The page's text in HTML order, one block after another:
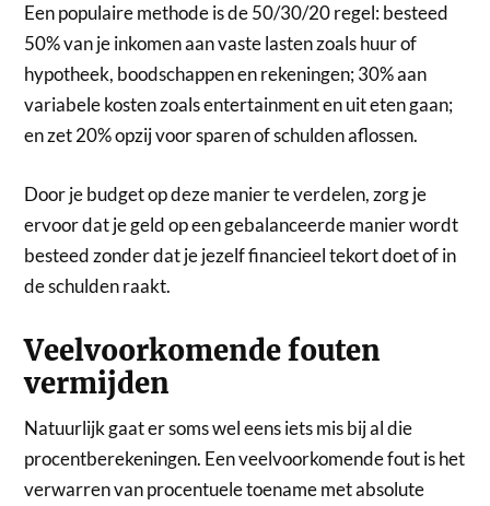
Een populaire methode is de 50/30/20 regel: besteed
50% van je inkomen aan vaste lasten zoals huur of
hypotheek, boodschappen en rekeningen; 30% aan
variabele kosten zoals entertainment en uit eten gaan;
en zet 20% opzij voor sparen of schulden aflossen.
Door je budget op deze manier te verdelen, zorg je
ervoor dat je geld op een gebalanceerde manier wordt
besteed zonder dat je jezelf financieel tekort doet of in
de schulden raakt.
Veelvoorkomende fouten
vermijden
Natuurlijk gaat er soms wel eens iets mis bij al die
procentberekeningen. Een veelvoorkomende fout is het
verwarren van procentuele toename met absolute